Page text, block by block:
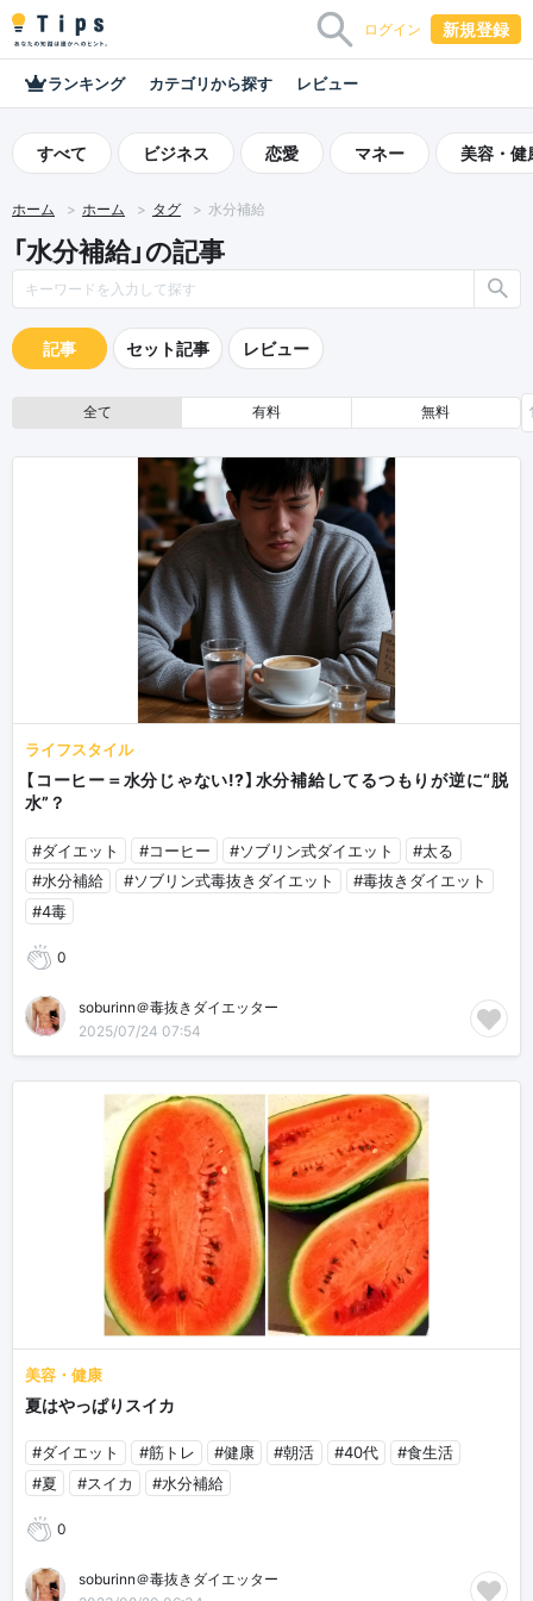
ログイン 新規登録
ランキング カテゴリから探す レビュー
すべて ビジネス 恋愛 マネー 美容・健
ホーム ホーム タグ 水分補給
「水分補給」の記事
記事 セット記事 レビュー
全て 有料 無料
ライフスタイル
【コーヒー＝水分じゃない!?】水分補給してるつもりが逆に“脱
水”？
#ダイエット #コーヒー #ソブリン式ダイエット
#太る
#水分補給
#ソブリン式毒抜きダイエット
#毒抜きダイエット
#4毒
0
soburinn＠毒抜きダイエッター
2025/07/24 07:54
美容・健康
夏はやっぱりスイカ
#ダイエット #筋トレ #健康 #朝活 #40代
#食生活
#夏
#スイカ #水分補給
0
soburinn＠毒抜きダイエッター